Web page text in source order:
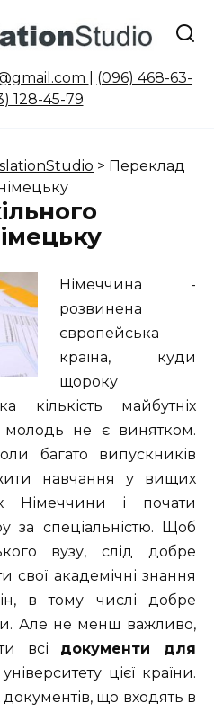
(096) 468-63-
128-45-79
> Переклад
Німеччина -
розвинена
європейська
країна, куди
щороку
кількість майбутніх
молодь не є винятком.
багато випускників
навчання у вищих
Німеччини і почати
за спеціальністю. Щоб
вузу, слід добре
свої академічні знання
в тому числі добре
Але не менш важливо,
всі документи для
цієї країни.
що входять в